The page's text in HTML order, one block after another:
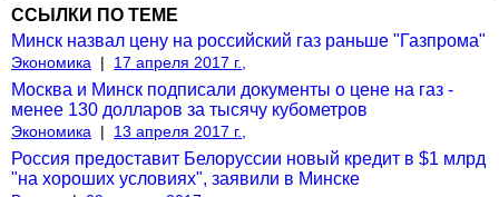
ССЫЛКИ ПО ТЕМЕ
Минск назвал цену на российский газ раньше "Газпрома"
Экономика | 17 апреля 2017 г.,
Москва и Минск подписали документы о цене на газ -
менее 130 долларов за тысячу кубометров
Экономика | 13 апреля 2017 г.,
Россия предоставит Белоруссии новый кредит в $1 млрд
"на хороших условиях", заявили в Минске